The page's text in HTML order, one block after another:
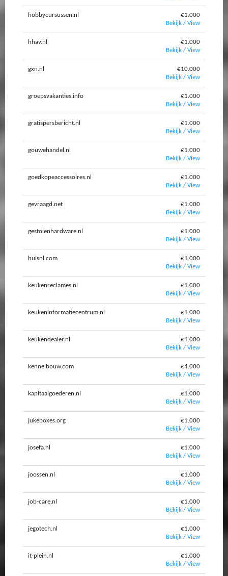
hobbycursussen.nl
€1.000
Bekijk / View
hhav.nl
€1.000
Bekijk / View
gxn.nl
€10.000
Bekijk / View
groepsvakanties.info
€1.000
Bekijk / View
gratispersbericht.nl
€1.000
Bekijk / View
gouwehandel.nl
€1.000
Bekijk / View
goedkopeaccessoires.nl
€1.000
Bekijk / View
gevraagd.net
€1.000
Bekijk / View
gestolenhardware.nl
€1.000
Bekijk / View
huisnl.com
€1.000
Bekijk / View
keukenreclames.nl
€1.000
Bekijk / View
keukeninformatiecentrum.nl
€1.000
Bekijk / View
keukendealer.nl
€1.000
Bekijk / View
kennelbouw.com
€4.000
Bekijk / View
kapitaalgoederen.nl
€1.000
Bekijk / View
jukeboxes.org
€1.000
Bekijk / View
josefa.nl
€1.000
Bekijk / View
joossen.nl
€1.000
Bekijk / View
job-care.nl
€1.000
Bekijk / View
jegotech.nl
€1.000
Bekijk / View
it-plein.nl
€1.000
Bekijk / View